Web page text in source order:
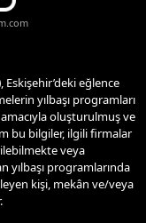
, Eskişehir’deki eğlence
yılbaşı programları
oluşturulmuş ve
bu bilgiler, ilgili firmalar
veya
yılbaşı programlarında
kişi, mekân ve/veya